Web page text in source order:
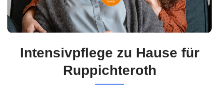
Intensivpflege zu Hause für
Ruppichteroth